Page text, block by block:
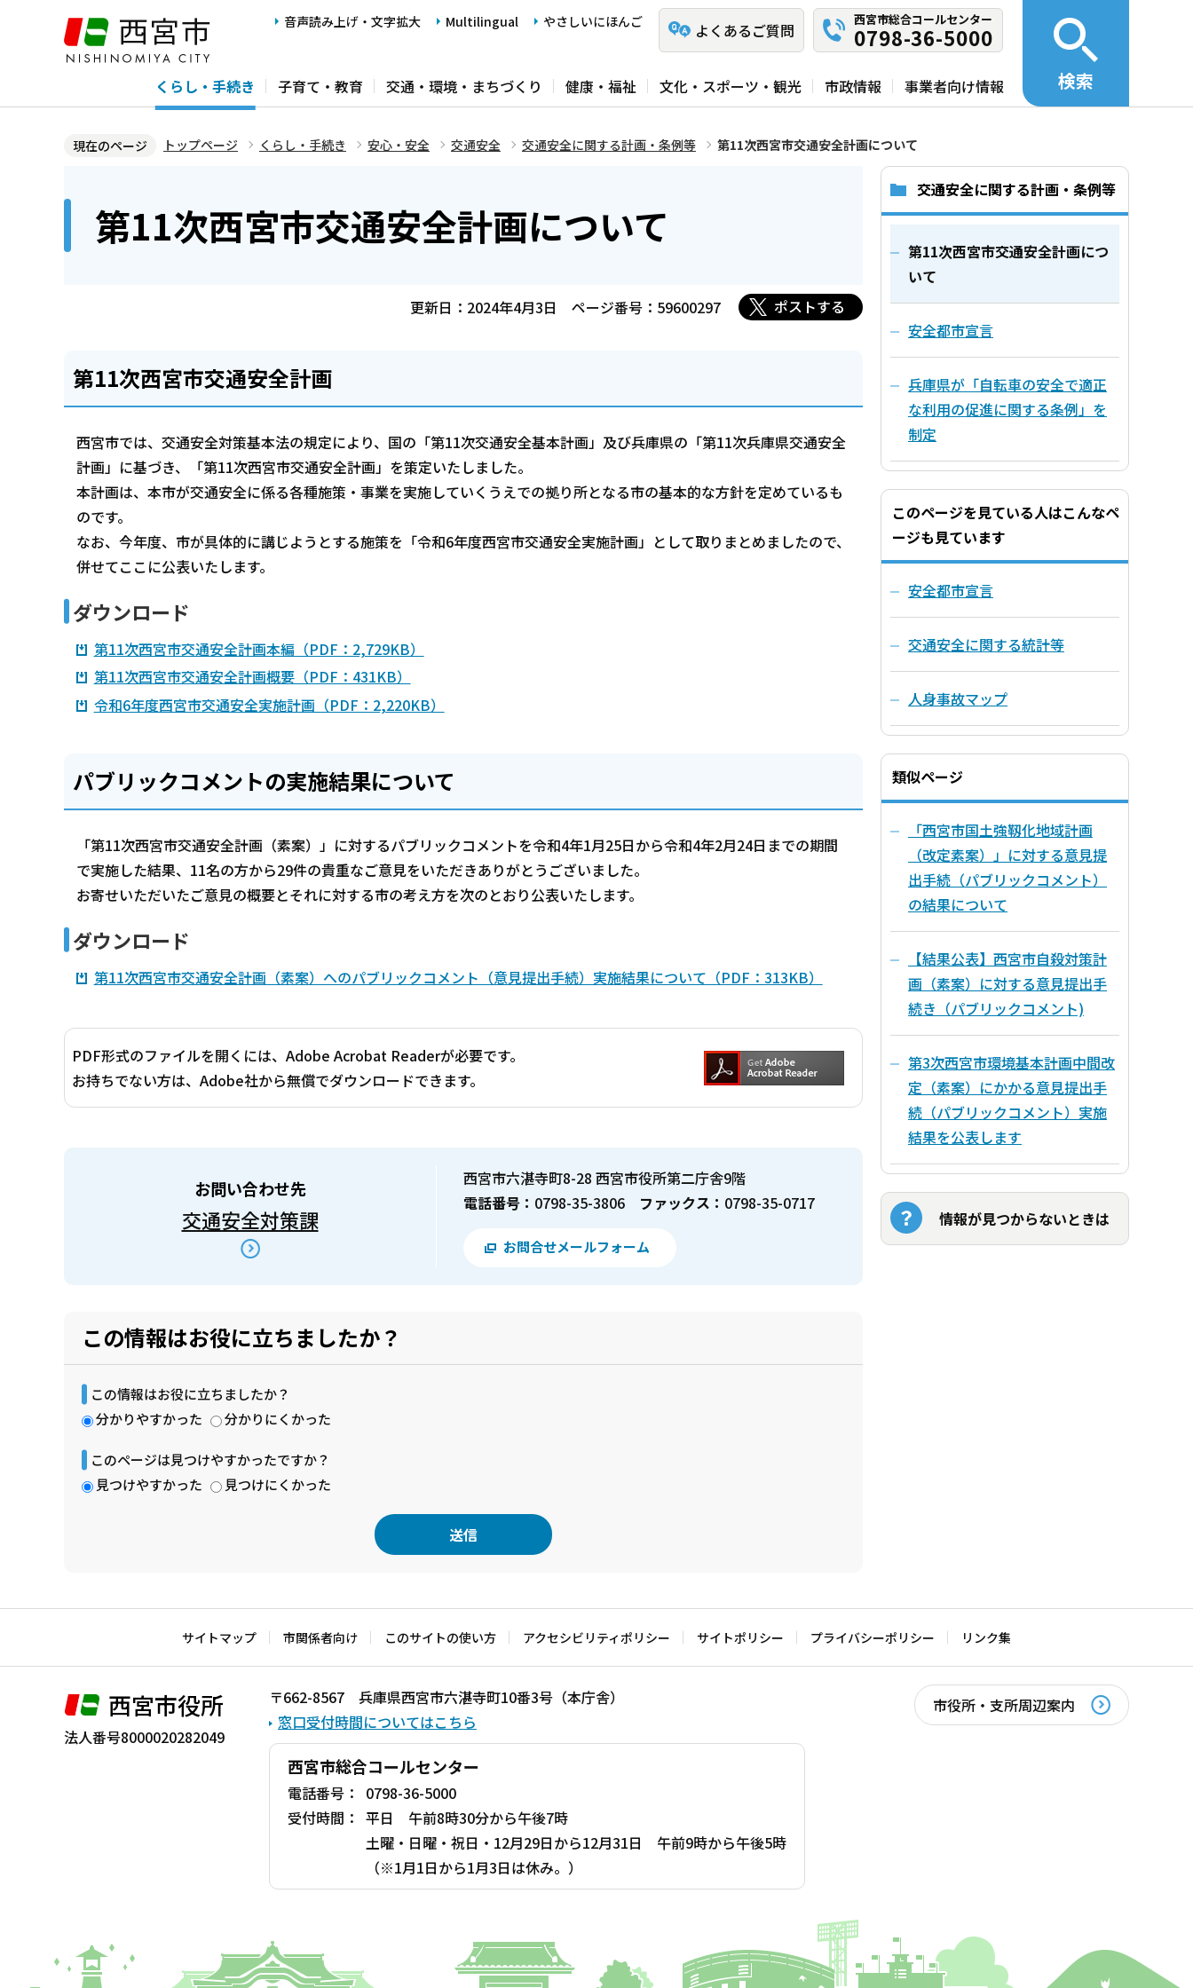
ジ
音声読み上げ・文字拡大 Multilingual やさしいにほんご よくあるご質問
西宮市総合コールセンター
0798-36-5000
くらし・手続き 子育て・教育 交通・環境・まちづくり 健康・福祉 文化・スポーツ・観光 市政情報 事業者向け情報 検索
現在のページ トップページ くらし・手続き 安心・安全 交通安全 交通安全に関する計画・条例等 第11次西宮市交通安全計画について
第11次西宮市交通安全計画について
更新日：2024年4月3日 ページ番号：59600297 ポストする
第11次西宮市交通安全計画
西宮市では、交通安全対策基本法の規定により、国の「第11次交通安全基本計画」及び兵庫県の「第11次兵庫県交通安全
計画」に基づき、「第11次西宮市交通安全計画」を策定いたしました。
本計画は、本市が交通安全に係る各種施策・事業を実施していくうえでの拠り所となる市の基本的な方針を定めているも
のです。
なお、今年度、市が具体的に講じようとする施策を「令和6年度西宮市交通安全実施計画」として取りまとめましたので、
併せてここに公表いたします。
ダウンロード
第11次西宮市交通安全計画本編（PDF：2,729KB）
第11次西宮市交通安全計画概要（PDF：431KB）
令和6年度西宮市交通安全実施計画（PDF：2,220KB）
パブリックコメントの実施結果について
「第11次西宮市交通安全計画（素案）」に対するパブリックコメントを令和4年1月25日から令和4年2月24日までの期間
で実施した結果、11名の方から29件の貴重なご意見をいただきありがとうございました。
お寄せいただいたご意見の概要とそれに対する市の考え方を次のとおり公表いたします。
ダウンロード
第11次西宮市交通安全計画（素案）へのパブリックコメント（意見提出手続）実施結果について（PDF：313KB）
PDF形式のファイルを開くには、Adobe Acrobat Readerが必要です。
お持ちでない方は、Adobe社から無償でダウンロードできます。
お問い合わせ先
交通安全対策課
西宮市六湛寺町8-28 西宮市役所第二庁舎9階
電話番号： 0798-35-3806 ファックス： 0798-35-0717
お問合せメールフォーム
この情報はお役に立ちましたか？
この情報はお役に立ちましたか？
分かりやすかった
分かりにくかった
このページは見つけやすかったですか？
見つけやすかった
見つけにくかった
文
で
交通安全に関する計画・条例等
第11次西宮市交通安全計画につ
いて
安全都市宣言
兵庫県が「自転車の安全で適正
な利用の促進に関する条例」を
制定
このページを見ている人はこんなペ
ージも見ています
安全都市宣言
交通安全に関する統計等
人身事故マップ
類似ページ
「西宮市国土強靱化地域計画
（改定素案）」に対する意見提
出手続（パブリックコメント）
の結果について
【結果公表】西宮市自殺対策計
画（素案）に対する意見提出手
続き（パブリックコメント)
第3次西宮市環境基本計画中間改
定（素案）にかかる意見提出手
続（パブリックコメント）実施
結果を公表します
情報が見つからないときは
サイトマップ 市関係者向け このサイトの使い方 アクセシビリティポリシー サイトポリシー プライバシーポリシー リンク集
西宮市役所
法人番号8000020282049
〒662-8567 兵庫県西宮市六湛寺町10番3号（本庁舎）
窓口受付時間についてはこちら
西宮市総合コールセンター
電話番号：
0798-36-5000
受付時間： 平日 午前8時30分から午後7時
土曜・日曜・祝日・12月29日から12月31日 午前9時から午後5時
（※1月1日から1月3日は休み。）
市役所・支所周辺案内